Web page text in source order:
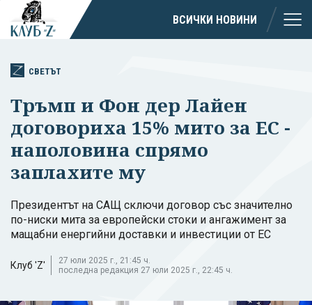
ВСИЧКИ НОВИНИ
СВЕТЪТ
Тръмп и Фон дер Лайен
договориха 15% мито за ЕС -
наполовина спрямо
заплахите му
Президентът на САЩ сключи договор със значително
по-ниски мита за европейски стоки и ангажимент за
мащабни енергийни доставки и инвестиции от ЕС
Клуб 'Z'
27 юли 2025 г., 21:45 ч.
последна редакция 27 юли 2025 г., 22:45 ч.